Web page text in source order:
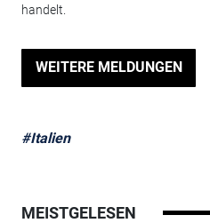
handelt.
WEITERE MELDUNGEN
#Italien
MEISTGELESEN